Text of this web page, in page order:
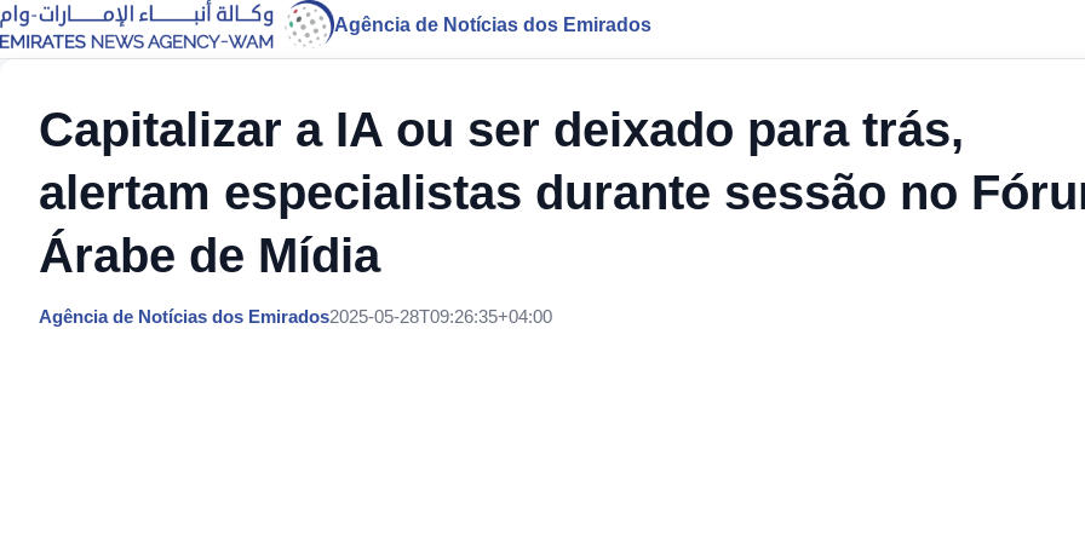
Agência de Notícias dos Emirados
Capitalizar a IA ou ser deixado para trás,
alertam especialistas durante sessão no
Árabe de Mídia
Agência de Notícias dos Emirados2025-05-28T09:26:35+04:00